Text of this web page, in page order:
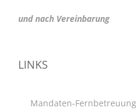
und nach Vereinbarung
LINKS
Mandaten-Fernbetreuung